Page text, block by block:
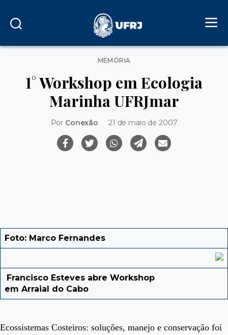
Categorias
MEMÓRIA
1° Workshop em Ecologia
Marinha UFRJmar
Por Conexão 21 de maio de 2007
Foto: Marco Fernandes
Francisco Esteves abre Workshop
em Arraial do Cabo
Ecossistemas Costeiros: soluções, manejo e conservação foi